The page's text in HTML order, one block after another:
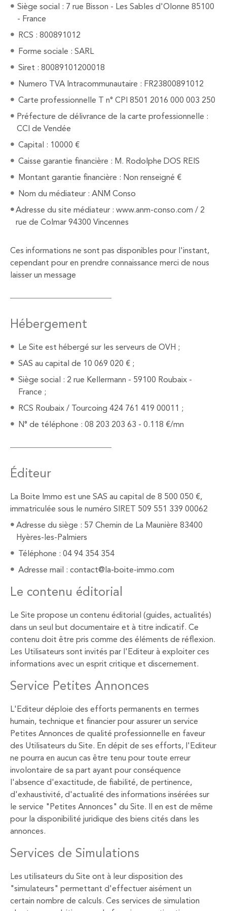
Siège social : 7 rue Bisson - Les Sables d'Olonne 85100
- France
RCS : 800891012
Forme sociale : SARL
Siret : 80089101200018
Numero TVA Intracommunautaire : FR23800891012
Carte professionnelle T n° CPI 8501 2016 000 003 250
Préfecture de délivrance de la carte professionnelle :
CCI de Vendée
Capital : 10000 €
Caisse garantie financière : M. Rodolphe DOS REIS
Montant garantie financière : Non renseigné €
Nom du médiateur : ANM Conso
Adresse du site médiateur : www.anm-conso.com / 2
rue de Colmar 94300 Vincennes
Ces informations ne sont pas disponibles pour l'instant,
cependant pour en prendre connaissance merci de nous
laisser un message
Hébergement
Le Site est hébergé sur les serveurs de OVH ;
SAS au capital de 10 069 020 € ;
Siège social : 2 rue Kellermann - 59100 Roubaix -
France ;
RCS Roubaix / Tourcoing 424 761 419 00011 ;
N° de téléphone : 08 203 203 63 - 0.118 €/mn
Éditeur
La Boite Immo est une SAS au capital de 8 500 050 €,
immatriculée sous le numéro SIRET 509 551 339 00062
Adresse du siège : 57 Chemin de La Maunière 83400
Hyères-les-Palmiers
Téléphone : 04 94 354 354
Adresse mail : contact@la-boite-immo.com
Le contenu éditorial
Le Site propose un contenu éditorial (guides, actualités)
dans un seul but documentaire et à titre indicatif. Ce
contenu doit être pris comme des éléments de réflexion.
Les Utilisateurs sont invités par l'Editeur à exploiter ces
informations avec un esprit critique et discernement.
Service Petites Annonces
L'Editeur déploie des efforts permanents en termes
humain, technique et financier pour assurer un service
Petites Annonces de qualité professionnelle en faveur
des Utilisateurs du Site. En dépit de ses efforts, l'Editeur
ne pourra en aucun cas être tenu pour toute erreur
involontaire de sa part ayant pour conséquence
l'absence d'exactitude, de fiabilité, de pertinence,
d'exhaustivité, d'actualité des informations insérées sur
le service "Petites Annonces" du Site. Il en est de même
pour la disponibilité juridique des biens cités dans les
annonces.
Services de Simulations
Les utilisateurs du Site ont à leur disposition des
"simulateurs" permettant d'effectuer aisément un
certain nombre de calculs. Ces services de simulation
RECHERCHER